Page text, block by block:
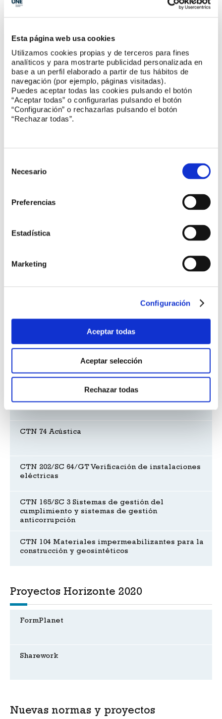
Esta página web usa cookies
Utilizamos cookies propias y de terceros para fines
analíticos y para mostrarte publicidad personalizada en
base a un perfil elaborado a partir de tus hábitos de
navegación (por ejemplo, páginas visitadas).
Puedes aceptar todas las cookies pulsando el botón
“Aceptar todas” o configurarlas pulsando el botón
“Configuración” o rechazarlas pulsando el botón
“Rechazar todas”.
Necesario
Preferencias
Estadística
Marketing
Configuración
Aceptar todas
Aceptar selección
Rechazar todas
Seguridad y uso de equipos de radiación
Reuniones de comités
CTN 74 Acústica
CTN 202/SC 64/GT Verificación de instalaciones
eléctricas
CTN 165/SC 3 Sistemas de gestión del
cumplimiento y sistemas de gestión
anticorrupción
CTN 104 Materiales impermeabilizantes para la
construcción y geosintéticos
Proyectos Horizonte 2020
FormPlanet
Sharework
Nuevas normas y proyectos